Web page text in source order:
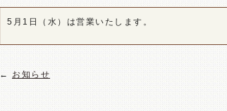
5月1日（水）は営業いたします。
← お知らせ